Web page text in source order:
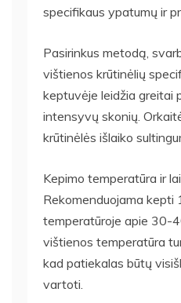
specifikaus ypatumų ir
Pasirinkus metodą,
vištienos krūtinėlių
keptuvėje leidžia greitai
intensyvų skonių.
krūtinėlės išlaiko
Kepimo temperatūra ir
Rekomenduojama kepti
temperatūroje apie 30-
vištienos temperatūra
kad patiekalas būtų
vartoti.